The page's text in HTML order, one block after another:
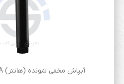
آبپاش مخفی شونده (هانتر) AK-PS ULTRA) 15A)